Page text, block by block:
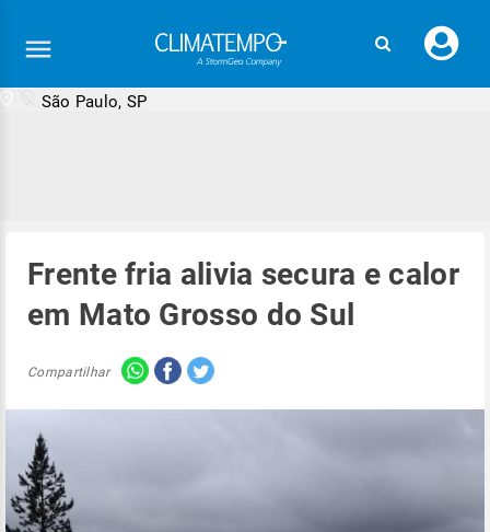
seu
São Paulo, SP
Frente fria alivia secura e calor
em Mato Grosso do Sul
Compartilhar